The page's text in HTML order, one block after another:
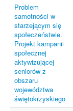
Problem
samotności w
starzejącym się
społeczeństwie.
Projekt kampanii
społecznej
aktywizującej
seniorów z
obszaru
województwa
świętokrzyskiego